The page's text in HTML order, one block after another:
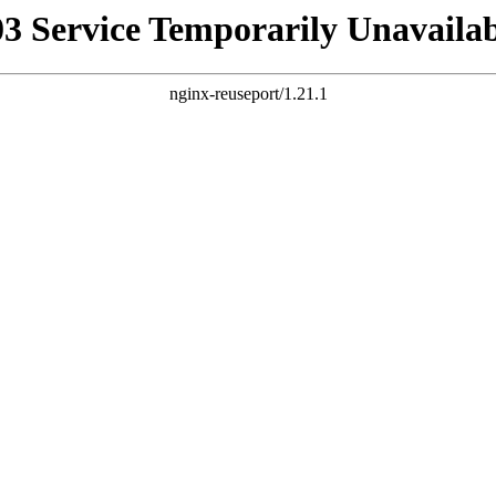
Service Temporarily
nginx-reuseport/1.21.1